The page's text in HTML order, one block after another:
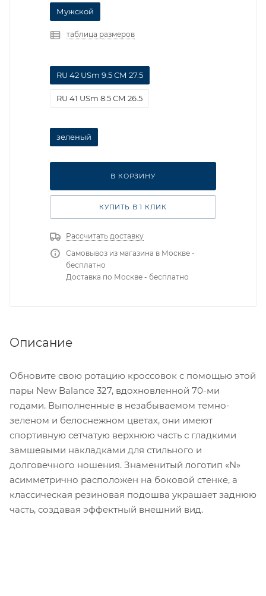
Мужской
таблица размеров
RU 42 USm 9.5 СМ 27.5
RU 41 USm 8.5 СМ 26.5
зеленый
В КОРЗИНУ
КУПИТЬ В 1 КЛИК
Рассчитать доставку
Самовывоз из магазина в Москве -
бесплатно
Доставка по Москве - бесплатно
Описание
Обновите свою ротацию кроссовок с помощью этой
пары New Balance 327, вдохновленной 70-ми
годами. Выполненные в незабываемом темно-
зеленом и белоснежном цветах, они имеют
спортивную сетчатую верхнюю часть с гладкими
замшевыми накладками для стильного и
долговечного ношения. Знаменитый логотип «N»
асимметрично расположен на боковой стенке, а
классическая резиновая подошва украшает заднюю
часть, создавая эффектный внешний вид.